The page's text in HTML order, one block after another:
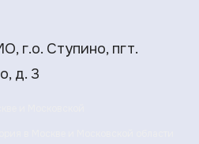
г.о. Ступино, пгт.
д. 3